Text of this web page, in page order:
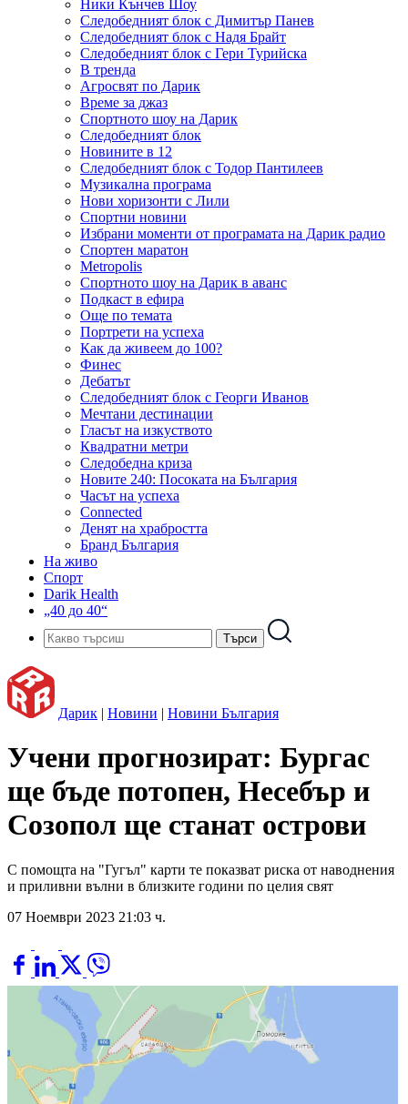
Ники Кънчев Шоу
Следобедният блок с Димитър Панев
Следобедният блок с Надя Брайт
Следобедният блок с Гери Турийска
В тренда
Агросвят по Дарик
Време за джаз
Спортното шоу на Дарик
Следобедният блок
Новините в 12
Следобедният блок с Тодор Пантилеев
Музикална програма
Нови хоризонти с Лили
Спортни новини
Избрани моменти от програмата на Дарик радио
Спортен маратон
Metropolis
Спортното шоу на Дарик в аванс
Подкаст в ефира
Още по темата
Портрети на успеха
Как да живеем до 100?
Финес
Дебатът
Следобедният блок с Георги Иванов
Мечтани дестинации
Гласът на изкуството
Квадратни метри
Следобедна криза
Новите 240: Посоката на България
Часът на успеха
Connected
Денят на храбростта
Бранд България
На живо
Спорт
Darik Health
„40 до 40“
Дарик | Новини | Новини България
Учени прогнозират: Бургас
ще бъде потопен, Несебър и
Созопол ще станат острови
С помощта на "Гугъл" карти те показват риска от наводнения
и приливни вълни в близките години по целия свят
07 Ноември 2023 21:03 ч.